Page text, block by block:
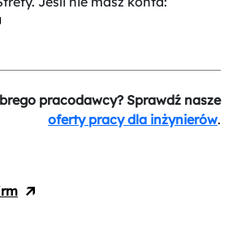
pracodawcy? Sprawdź nasze
oferty pracy dla inżynierów.